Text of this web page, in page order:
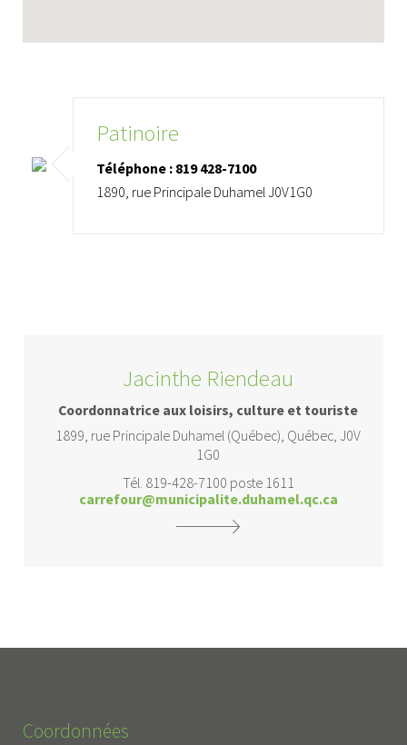
Patinoire
Téléphone : 819 428-7100
1890, rue Principale Duhamel J0V1G0
Jacinthe Riendeau
Coordonnatrice aux loisirs, culture et touriste
1899, rue Principale Duhamel (Québec), Québec, J0V
1G0
Tél. 819-428-7100 poste 1611
carrefour@municipalite.duhamel.qc.ca
Coordonnées